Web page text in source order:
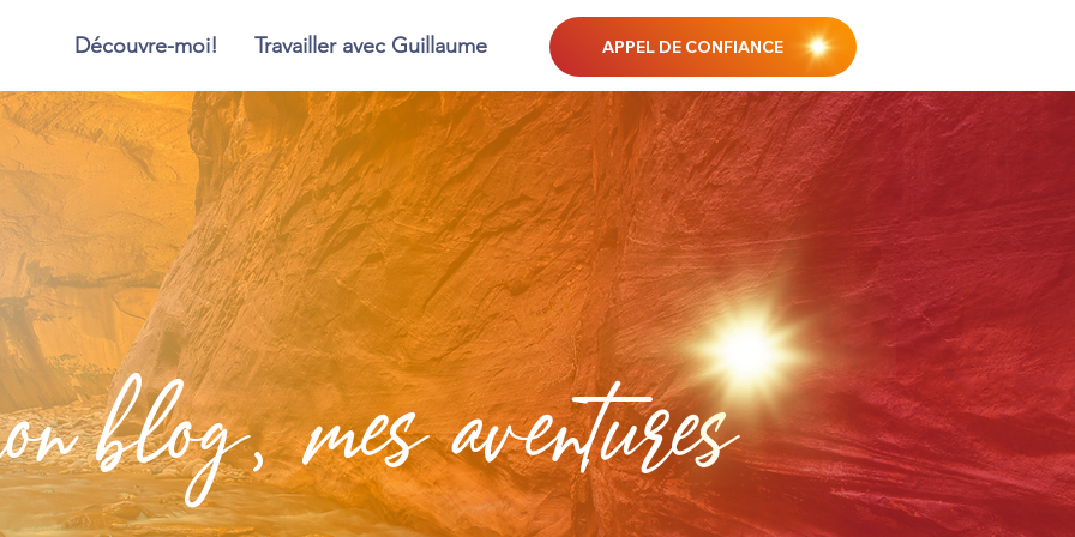
Découvre-moi! Travailler avec Guillaume APPEL DE CONFIANCE
mes aventures